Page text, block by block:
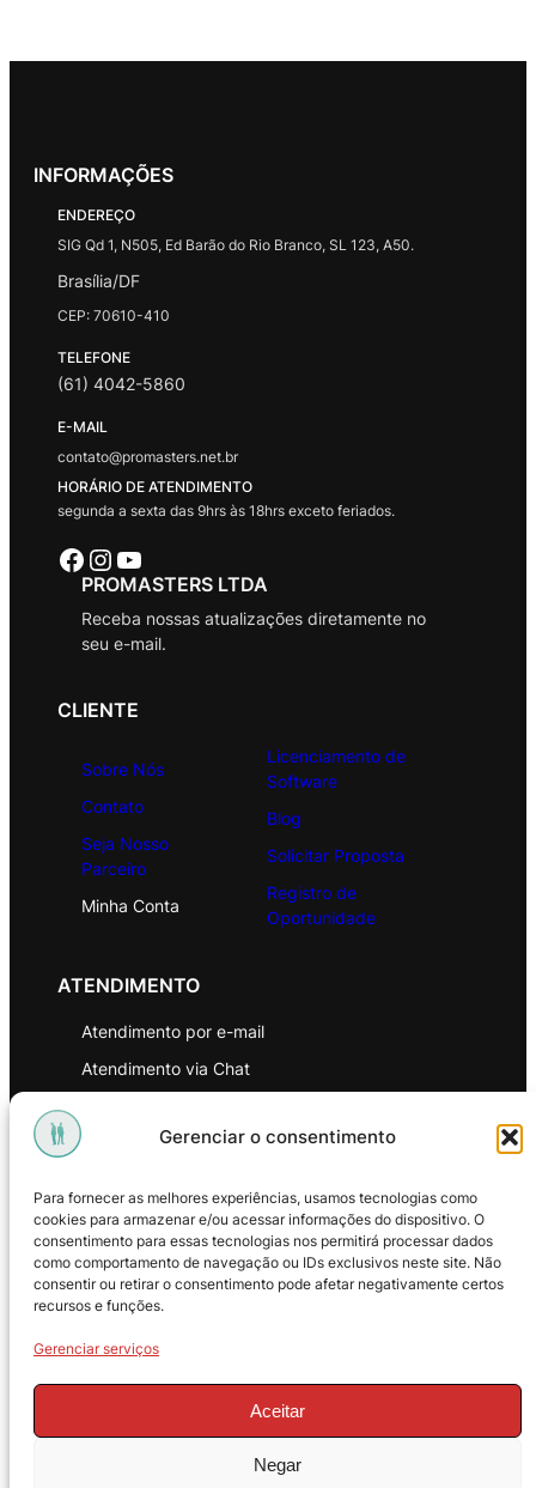
Gerenciar o consentimento
Para fornecer as melhores experiências, usamos tecnologias como
cookies para armazenar e/ou acessar informações do dispositivo. O
consentimento para essas tecnologias nos permitirá processar dados
como comportamento de navegação ou IDs exclusivos neste site. Não
consentir ou retirar o consentimento pode afetar negativamente certos
recursos e funções.
Gerenciar serviços
Aceitar
Negar
INFORMAÇÕES
ENDEREÇO
SIG Qd 1, N505, Ed Barão do Rio Branco, SL 123, A50.
Brasília/DF
CEP: 70610-410
TELEFONE
(61) 4042-5860
E-MAIL
contato@promasters.net.br
HORÁRIO DE ATENDIMENTO
segunda a sexta das 9hrs às 18hrs exceto feriados.
Facebook Instagram Youtube
PROMASTERS LTDA
Receba nossas atualizações diretamente no
seu e-mail.
CLIENTE
Sobre Nós
Contato
Seja Nosso
Parceiro
Minha Conta
Licenciamento de
Software
Blog
Solicitar Proposta
Registro de
Oportunidade
ATENDIMENTO
Atendimento por e-mail
Atendimento via Chat
Política de Privacidade
Política de Troca e Devoluções
Política de Reembolso